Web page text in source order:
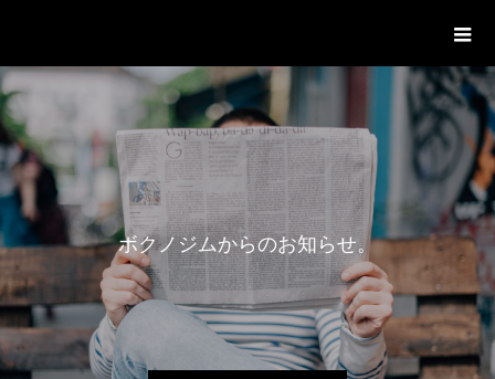
ボクノジムからのお知らせ。